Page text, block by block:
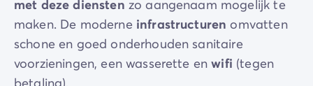
met deze diensten zo aangenaam mogelijk te
maken. De moderne infrastructuren omvatten
schone en goed onderhouden sanitaire
voorzieningen, een wasserette enwifi (tegen
betaling).